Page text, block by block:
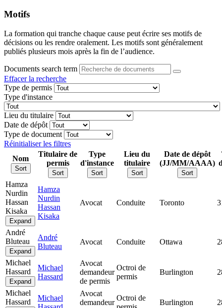
Motifs
La formation qui tranche chaque cause peut écrire ses motifs de
décisions ou les rendre oralement. Les motifs sont généralement
publiés plusieurs mois après la fin de l’audience.
Documents search term
Effacer la recherche
Type de permis
Type d'instance
Lieu du titulaire
Date de dépôt
Type de document
Réinitialiser les filtres
Nom
Sort
Titulaire de
permis
Sort
Type
d'instance
Sort
Lieu du
titulaire
Sort
Date de dépôt
(JJ/MM/AAAA)
Sort
Hamza
Nurdin
Hassan
Kisaka
Expand
Hamza
Nurdin
Hassan
Kisaka
Avocat Conduite Toronto
André
Bluteau
Expand
André
Bluteau
Avocat Conduite Ottawa
Michael
Hassard
Expand
Michael
Hassard
Avocat
demandeur
de permis
Octroi de
permis
Burlington
Michael
Hassard
Michael
Avocat
demandeur
Octroi de
Burlington